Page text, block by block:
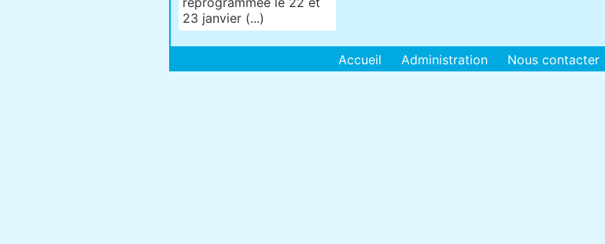
23 janvier (...)
Accueil Administration Nous contacter